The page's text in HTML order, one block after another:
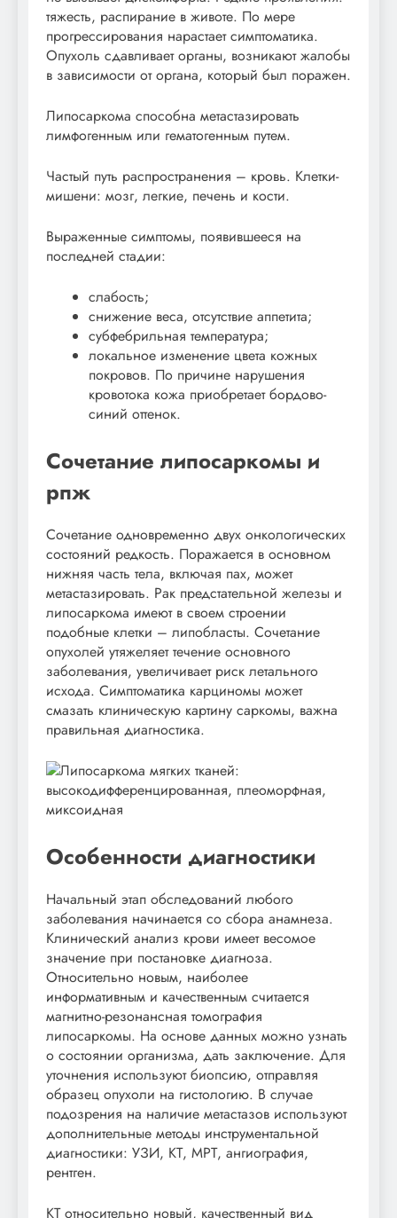
тяжесть, распирание в животе. По мере
прогрессирования нарастает симптоматика.
Опухоль сдавливает органы, возникают жалобы
в зависимости от органа, который был поражен.
Липосаркома способна метастазировать
лимфогенным или гематогенным путем.
Частый путь распространения – кровь. Клетки-
мишени: мозг, легкие, печень и кости.
Выраженные симптомы, появившееся на
последней стадии:
слабость;
снижение веса, отсутствие аппетита;
субфебрильная температура;
локальное изменение цвета кожных
покровов. По причине нарушения
кровотока кожа приобретает бордово-
синий оттенок.
Сочетание липосаркомы и
рпж
Сочетание одновременно двух онкологических
состояний редкость. Поражается в основном
нижняя часть тела, включая пах, может
метастазировать. Рак предстательной железы и
липосаркома имеют в своем строении
подобные клетки – липобласты. Сочетание
опухолей утяжеляет течение основного
заболевания, увеличивает риск летального
исхода. Симптоматика карциномы может
смазать клиническую картину саркомы, важна
правильная диагностика.
Особенности диагностики
Начальный этап обследований любого
заболевания начинается со сбора анамнеза.
Клинический анализ крови имеет весомое
значение при постановке диагноза.
Относительно новым, наиболее
информативным и качественным считается
магнитно-резонансная томография
липосаркомы. На основе данных можно узнать
о состоянии организма, дать заключение. Для
уточнения используют биопсию, отправляя
образец опухоли на гистологию. В случае
подозрения на наличие метастазов используют
дополнительные методы инструментальной
диагностики: УЗИ, КТ, МРТ, ангиография,
рентген.
КТ относительно новый, качественный вид